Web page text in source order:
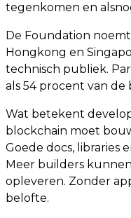
tegenkomen en
De Foundation noemt
Hongkong en
technisch publiek.
als 54 procent van
Wat betekent
blockchain moet
Goede docs, libraries
Meer builders
opleveren. Zonder
belofte.